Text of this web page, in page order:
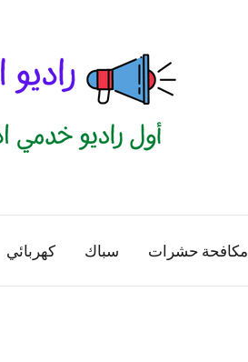
مكافحة حشرات سباك كهربائي